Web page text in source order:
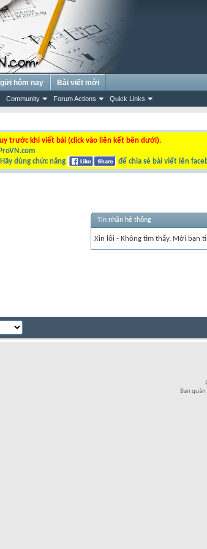
Community Forum Actions Quick Links
hôm nay Bài viết mới
trước khi viết bài (click vào liên kết bên dưới).
dùng chức năng để chia sẻ bài viết lên
Tin nhắn hệ thống
Xin lỗi - Không tìm thấy. Mời bạn
Ban